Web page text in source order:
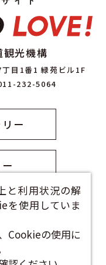
観光機構
目1番1 緑苑ビル1F
232-5064
ー
ーム
と利用状況の解
を使用していま
Cookieの使用に